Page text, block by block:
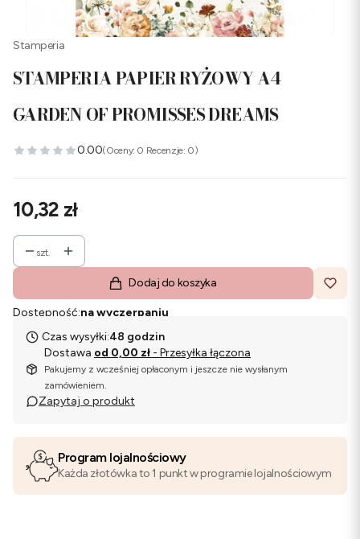
Stamperia
STAMPERIA PAPIER RYŻOWY A4
GARDEN OF PROMISSES DREAMS
0.00(Oceny: 0 Recenzje: 0)
Cena
10,32 zł
szt.
Dodaj do koszyka
Dostępność:na wyczerpaniu
Czas wysyłki:48 godzin
Dostawa od 0,00 zł - Przesyłka łączona
Pakujemy z wcześniej opłaconym i jeszcze nie wysłanym
zamówieniem.
Zapytaj o produkt
Program lojalnościowy
Każda złotówka to 1 punkt w programie lojalnościowym